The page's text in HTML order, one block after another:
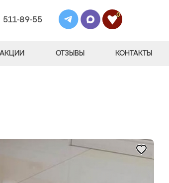
89-55
0
АКЦИИ ОТЗЫВЫ КОНТАКТЫ